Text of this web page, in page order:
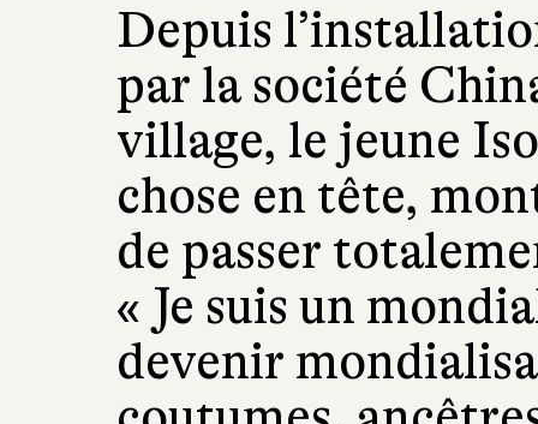
Depuis
par la société
village, le jeune
chose en tête,
de passer
« Je suis un
devenir